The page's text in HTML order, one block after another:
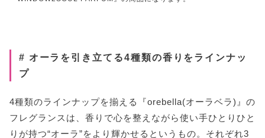
# オーラを引き立てる4種類の香りをラインナッ
プ
4種類のラインナップを揃える『orebella(オーラベラ)』の
フレグランスは、香りで心を整えながら使い手ひとりひと
りが持つ“オーラ”をより輝かせるというもの。それぞれ3